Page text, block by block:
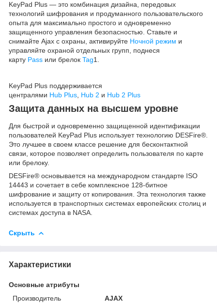
KeyPad Plus — это комбинация дизайна, передовых
технологий шифрования и продуманного пользовательского
опыта для максимально простого и одновременно
защищенного управления безопасностью. Ставьте и
снимайте Ajax с охраны, активируйте Ночной режим и
управляйте охраной отдельных групп, поднеся
карту Pass или брелок Tag1
KeyPad Plus поддерживается
централями Hub Plus Hub 2 и Hub 2 Plus
Защита данных на высшем уровне
Для быстрой и одновременно защищенной идентификации
пользователей KeyPad Plus использует технологию DESFire®.
Это лучшее в своем классе решение для бесконтактной
связи, которое позволяет определить пользователя по карте
или брелоку.
DESFire® основывается на международном стандарте ISO
14443 и сочетает в себе комплексное 128-битное
шифрование и защиту от копирования. Эта технология также
используется в транспортных системах европейских столиц и
системах доступа в NASA.
Скрыть
Характеристики
Основные атрибуты
Производитель
AJAX